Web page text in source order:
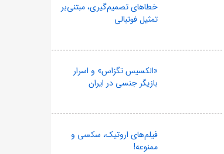
خطاهای تصمیم‌گیری، مبتنی‌بر
تمثیل فوتبالی
«الکسیس تگزاس» و اسرار
بازیگر جنسی در ایران
فیلم‌های اروتیک، سکسی و
ممنوعه!